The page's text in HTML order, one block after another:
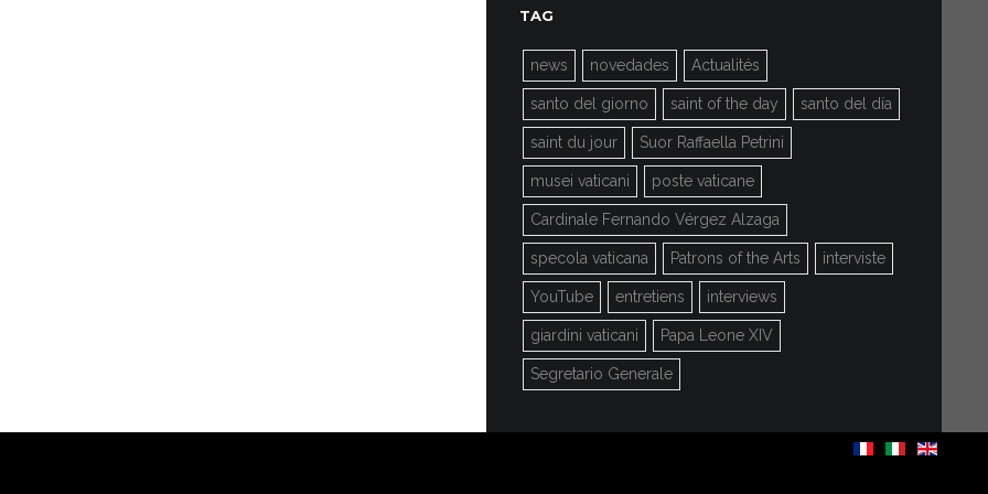
TAG
news novedades Actualités
santo del giorno saint of the day santo del día
saint du jour Suor Raffaella Petrini
musei vaticani poste vaticane
Cardinale Fernando Vérgez Alzaga
specola vaticana Patrons of the Arts interviste
YouTube entretiens interviews
giardini vaticani Papa Leone XIV
Segretario Generale